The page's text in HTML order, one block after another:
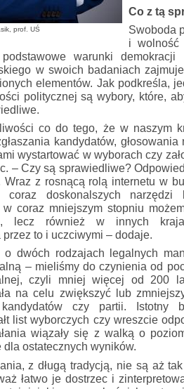
prof. UŚ
Co z tą
Swoboda
i wolność
warunki
w swoich badaniach
elementów. Jak podkreśla,
politycznej są wybory, które,
co do tego, że w naszym
kandydatów,
wystartować w wyborach czy
– Czy są sprawiedliwe?
Wraz z rosnącą rolą internetu w
coraz doskonalszych narzędzi
coraz mniejszym stopniu
lecz również w innych
to i uczciwymi – dodaje.
o dwóch rodzajach legalnych
– mieliśmy do czynienia od
czyli mniej więcej od 200
na celu zwiększyć lub
kandydatów czy partii. Istotny
list wyborczych czy wreszcie
wiązały się z walką o
ostatecznych wyników.
z długą tradycją, nie są aż
łatwo je dostrzec i